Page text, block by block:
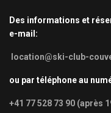
Des informations et
e-mail:
location@ski-club-
ou par téléphone au
+41 77 528 73 90 (après